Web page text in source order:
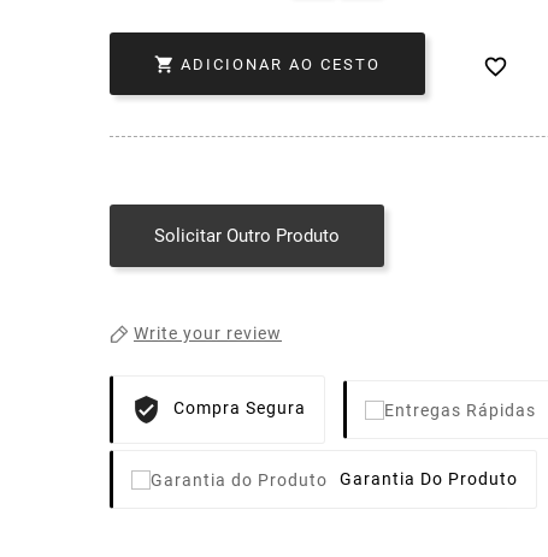
 ADICIONAR AO CESTO 
Solicitar Outro Produto
Write your review
Compra Segura
Garantia Do Produto